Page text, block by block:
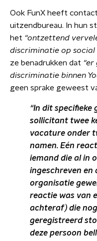
Ook FunX heeft
uitzendbureau. In hun
het “ontzettend
discriminatie op social
ze benadrukken dat
discriminatie binnen
geen sprake geweest
“In dit specifieke
sollicitant twee
vacature onder
namen. Eén
iemand die al in
ingeschreven en
organisatie
reactie was van
achteraf) die
geregistreerd
deze persoon